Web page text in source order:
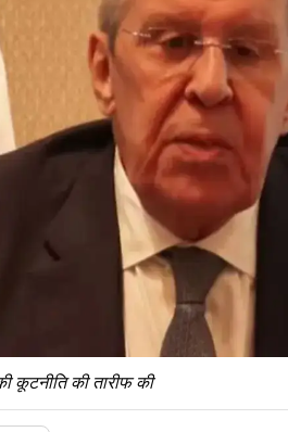
कूटनीति की तारीफ की